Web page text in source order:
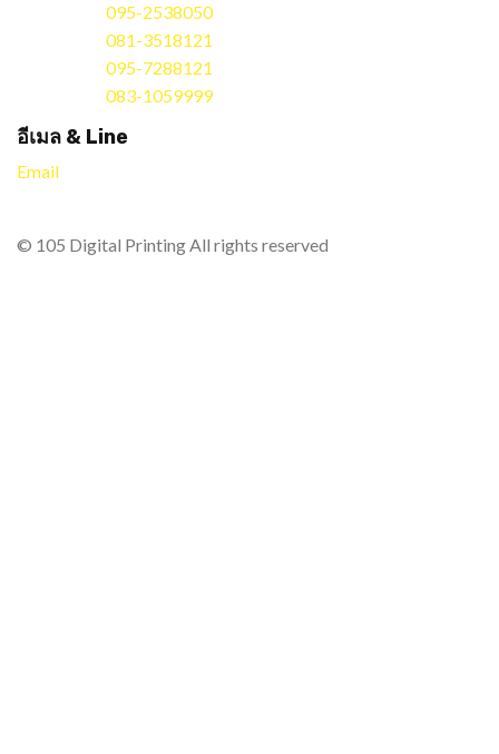
095-2538050
081-3518121
095-7288121
083-1059999
อีเมล & Line
Email
© 105 Digital Printing All rights reserved